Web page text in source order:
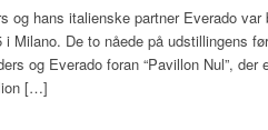
og hans italienske partner Everado
i Milano. De to nåede på udstillingens
og Everado foran “Pavillon Nul”,
[…]